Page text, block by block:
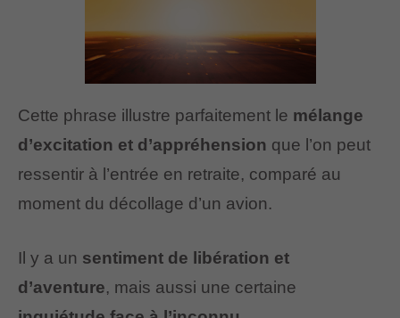
Cette phrase illustre parfaitement le mélange
d’excitation et d’appréhension que l’on peut
ressentir à l’entrée en retraite, comparé au
moment du décollage d’un avion.
Il y a un sentiment de libération et
d’aventure, mais aussi une certaine